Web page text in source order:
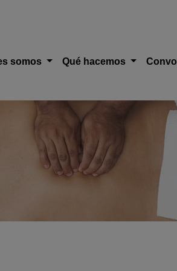
somos Qué hacemos
a la navegación